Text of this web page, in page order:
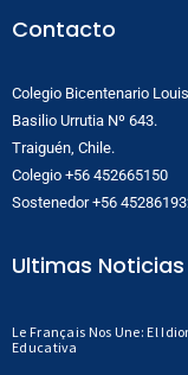
Contacto
Colegio Bicentenario
Basilio Urrutia Nº 643.
Traiguén, Chile.
Colegio +56 452665150
Sostenedor +56
Ultimas Noticias
Le Français Nos Une: El
Educativa